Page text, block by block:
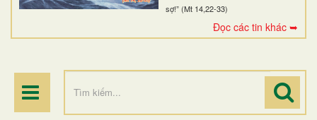
sợ!” (Mt 14,22-33)
Đọc các tin khác ➥